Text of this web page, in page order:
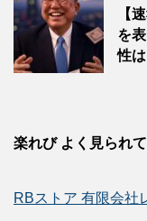
【
を
性
楽れび よく見られ
RBストア 有限会社